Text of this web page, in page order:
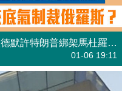
【短片】【有聲專欄】健良：法意德默許特朗普綁架馬杜羅 美西方何來底氣制裁俄羅斯？
01-06 19:11